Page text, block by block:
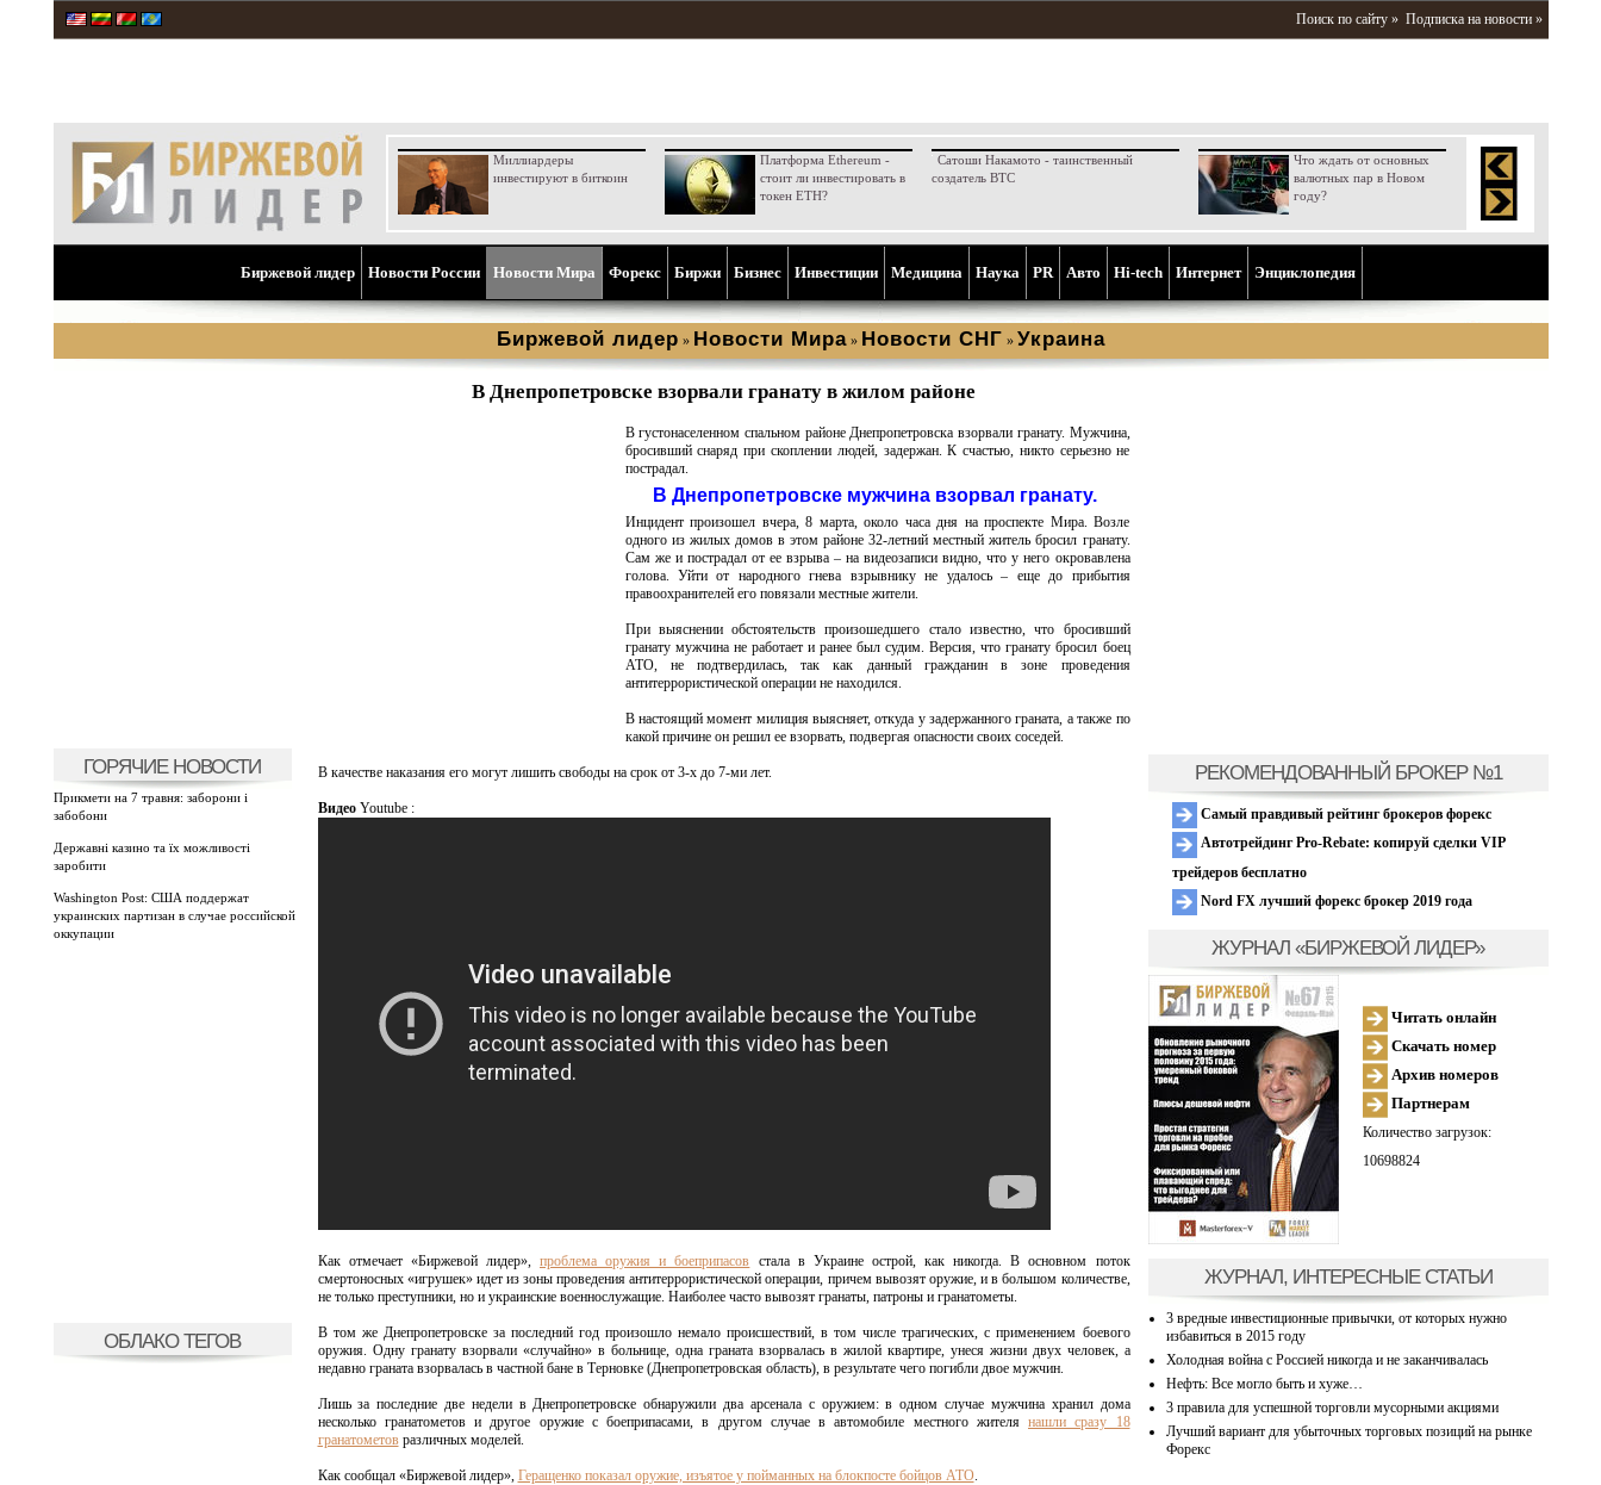
Поиск по сайту » Подписка на новости »
Миллиардеры
инвестируют в биткоин
Платформа Ethereum -
стоит ли инвестировать в
токен ETH?
Сатоши Накамото - таинственный
создатель BTC
Что ждать от основных
валютных пар в Новом
году?
Биржевой лидер Новости России Новости Мира Форекс Биржи Бизнес Инвестиции Медицина Наука PR Aвто Hi-tech Интернет Энциклопедия
Биржевой лидер » Новости Мира » Новости СНГ » Украина
ГОРЯЧИЕ НОВОСТИ
Прикмети на 7 травня: заборони і
забобони
Державні казино та їх можливості
заробити
Washington Post: США поддержат
украинских партизан в случае российской
оккупации
ОБЛАКО ТЕГОВ
В Днепропетровске взорвали гранату в жилом районе
В густонаселенном спальном районе Днепропетровска взорвали гранату. Мужчина,
бросивший снаряд при скоплении людей, задержан. К счастью, никто серьезно не
пострадал.
В Днепропетровске мужчина взорвал гранату.
Инцидент произошел вчера, 8 марта, около часа дня на проспекте Мира. Возле
одного из жилых домов в этом районе 32-летний местный житель бросил гранату.
Сам же и пострадал от ее взрыва – на видеозаписи видно, что у него окровавлена
голова. Уйти от народного гнева взрывнику не удалось – еще до прибытия
правоохранителей его повязали местные жители.
При выяснении обстоятельств произошедшего стало известно, что бросивший
гранату мужчина не работает и ранее был судим. Версия, что гранату бросил боец
АТО, не подтвердилась, так как данный гражданин в зоне проведения
антитеррористической операции не находился.
В настоящий момент милиция выясняет, откуда у задержанного граната, а также по
какой причине он решил ее взорвать, подвергая опасности своих соседей.
В качестве наказания его могут лишить свободы на срок от 3-х до 7-ми лет.
ВидеоYoutube :
Как отмечает «Биржевой лидер», проблема оружия и боеприпасов стала в Украине острой, как никогда. В основном поток
смертоносных «игрушек» идет из зоны проведения антитеррористической операции, причем вывозят оружие, и в большом количестве,
не только преступники, но и украинские военнослужащие. Наиболее часто вывозят гранаты, патроны и гранатометы.
В том же Днепропетровске за последний год произошло немало происшествий, в том числе трагических, с применением боевого
оружия. Одну гранату взорвали «случайно» в больнице, одна граната взорвалась в жилой квартире, унеся жизни двух человек, а
недавно граната взорвалась в частной бане в Терновке (Днепропетровская область), в результате чего погибли двое мужчин.
Лишь за последние две недели в Днепропетровске обнаружили два арсенала с оружием: в одном случае мужчина хранил дома
несколько гранатометов и другое оружие с боеприпасами, в другом случае в автомобиле местного жителя нашли сразу 18
гранатометовразличных моделей.
Как сообщал «Биржевой лидер», Геращенко показал оружие, изъятое у пойманных на блокпосте бойцов АТО.
РЕКОМЕНДОВАННЫЙ БРОКЕР №1
Самый правдивый рейтинг брокеров форекс
Автотрейдинг Pro-Rebate: копируй сделки VIP
трейдеров бесплатно
Nord FX лучший форекс брокер 2019 года
ЖУРНАЛ «БИРЖЕВОЙ ЛИДЕР»
Читать онлайн
Скачать номер
Архив номеров
Партнерам
Количество загрузок:
10698824
ЖУРНАЛ, ИНТЕРЕСНЫЕ СТАТЬИ
3 вредные инвестиционные привычки, от которых нужно
избавиться в 2015 году
Холодная война с Россией никогда и не заканчивалась
Нефть: Все могло быть и хуже…
3 правила для успешной торговли мусорными акциями
Лучший вариант для убыточных торговых позиций на рынке
Форекс